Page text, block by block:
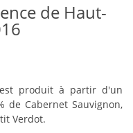
de Haut-
produit à partir d'un
de Cabernet Sauvignon,
Verdot.